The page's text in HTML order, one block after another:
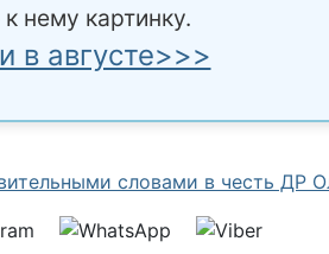
нему картинку.
в августе>>>